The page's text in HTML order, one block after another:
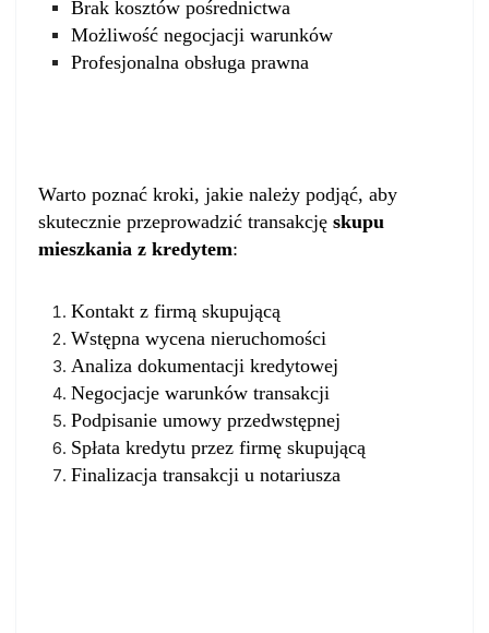
Brak kosztów pośrednictwa
Możliwość negocjacji warunków
Profesjonalna obsługa prawna
Warto poznać kroki, jakie należy podjąć, aby
skutecznie przeprowadzić transakcję skupu
mieszkania z kredytem:
Kontakt z firmą skupującą
Wstępna wycena nieruchomości
Analiza dokumentacji kredytowej
Negocjacje warunków transakcji
Podpisanie umowy przedwstępnej
Spłata kredytu przez firmę skupującą
Finalizacja transakcji u notariusza